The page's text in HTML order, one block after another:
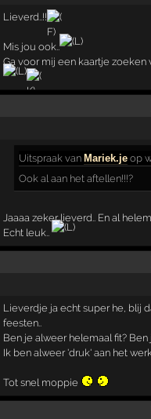
Lieverd..!!
Mis jou ook..
Ga voor mij een kaartje zoeken
Uitspraak vanMariek.je op
Ook al aan het aftellen!!!?
Jaaaa zeker lieverd.. En al
Echt leuk..
Lieverdje ja echt super he, blij
feesten..
Ben je alweer helemaal fit?
Ik ben alweer 'druk' aan het
Tot snel moppie